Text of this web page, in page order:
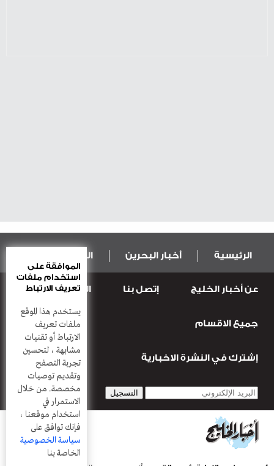
الرئيسية أخبار البحرين المال و الاقتصاد
عربية ودولية الرياضة
قضـايــا وحـــوادث أعمدة
عن أخبار الخليج إتصل بنا المطبعة
جميع الاقسام
إشترك في النشرة الاخبارية
الموافقة على
استخدام ملفات
تعريف الارتباط
يستخدم هذا الموقع
ملفات تعريف
الارتباط أو تقنيات
مشابهة ، لتحسين
تجربة التصفح
وتقديم توصيات
مخصصة. من خلال
الاستمرار في
استخدام موقعنا ،
فإنك توافق على
سياسة الخصوصية
الخاصة بنا